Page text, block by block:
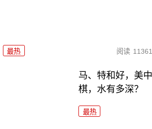
最热 阅读 11361
马、特和好，美
棋，水有多深？
最热